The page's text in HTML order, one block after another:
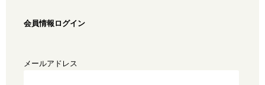
会員情報ログイン
メールアドレス